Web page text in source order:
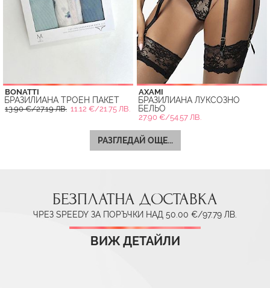
BONATTI
БРАЗИЛИАНА ТРОЕН ПАКЕТ
13.90 €/27.19 ЛВ. 11.12 €/21.75 ЛВ.
AXAMI
БРАЗИЛИАНА ЛУКСОЗНО
БЕЛЬО
27.90 €/54.57 ЛВ.
РАЗГЛЕДАЙ ОЩЕ...
БЕЗПЛАТНА ДОСТАВКА
ЧРЕЗ SPEEDY ЗА ПОРЪЧКИ НАД 50.00 €/97.79 ЛВ.
ВИЖ ДЕТАЙЛИ